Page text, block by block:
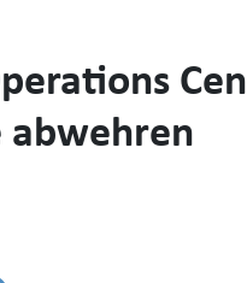
abwehren